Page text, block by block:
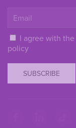
I agree with the
policy
SUBSCRIBE